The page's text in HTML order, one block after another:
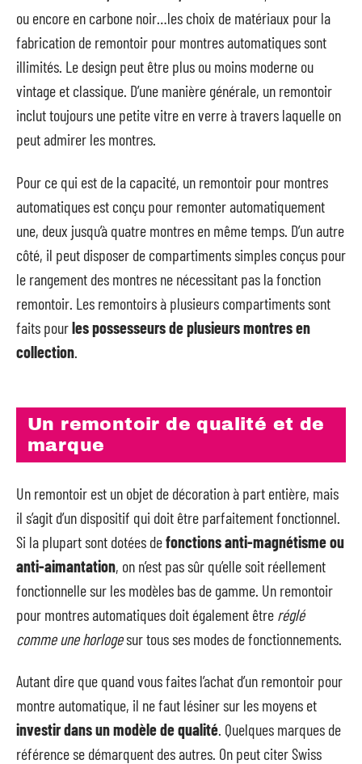
ou encore en carbone noir…les choix de matériaux pour la
fabrication de remontoir pour montres automatiques sont
illimités. Le design peut être plus ou moins moderne ou
vintage et classique. D’une manière générale, un remontoir
inclut toujours une petite vitre en verre à travers laquelle on
peut admirer les montres.
Pour ce qui est de la capacité, un remontoir pour montres
automatiques est conçu pour remonter automatiquement
une, deux jusqu’à quatre montres en même temps. D’un autre
côté, il peut disposer de compartiments simples conçus pour
le rangement des montres ne nécessitant pas la fonction
remontoir. Les remontoirs à plusieurs compartiments sont
faits pourles possesseurs de plusieurs montres en
collection
Un remontoir de qualité et de
marque
Un remontoir est un objet de décoration à part entière, mais
il s’agit d’un dispositif qui doit être parfaitement fonctionnel.
Si la plupart sont dotées defonctions anti-magnétisme ou
anti-aimantation, on n’est pas sûr qu’elle soit réellement
fonctionnelle sur les modèles bas de gamme. Un remontoir
pour montres automatiques doit également être réglé
comme une horlogesur tous ses modes de fonctionnements.
Autant dire que quand vous faites l’achat d’un remontoir pour
montre automatique, il ne faut lésiner sur les moyens et
investir dans un modèle de qualité. Quelques marques de
référence se démarquent des autres. On peut citer Swiss